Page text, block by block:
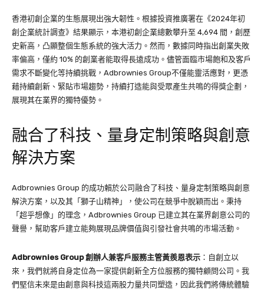
香港初創企業的生態展現出強大韌性。根據投資推廣署在《2024年初
創企業統計調查》結果顯示，本港初創企業總數攀升至 4,694 間，創歷
史新高，凸顯整個生態系統的強大活力。然而，數據同時指出創業失敗
率偏高，僅約 10% 的創業者能取得長遠成功。儘管面臨市場飽和及客戶
需求不斷變化等持續挑戰，Adbrownies Group不僅能靈活應對，更憑
藉持續創新、緊貼市場趨勢，持續打造能與受眾產生共鳴的得獎企劃，
展現其在業界的獨特優勢。
融合了科技、量身定制策略與創意
解決方案
Adbrownies Group 的成功賴於公司融合了科技、量身定制策略與創意
解決方案，以及其「獅子山精神」，使公司在競爭中脫穎而出。秉持
「超乎想像」的理念，Adbrownies Group 已建立其在業界創意公司的
聲譽，幫助客戶建立能夠展現品牌價值與引發社會共鳴的市場活動。
Adbrownies Group 創辦人兼客戶服務主管黃羨恩表示 ：自創立以
來，我們就將自身定位為一家提供創新全方位服務的獨特顧問公司。我
們堅信未來是由創意與科技這兩股力量共同塑造，因此我們將傳統體驗